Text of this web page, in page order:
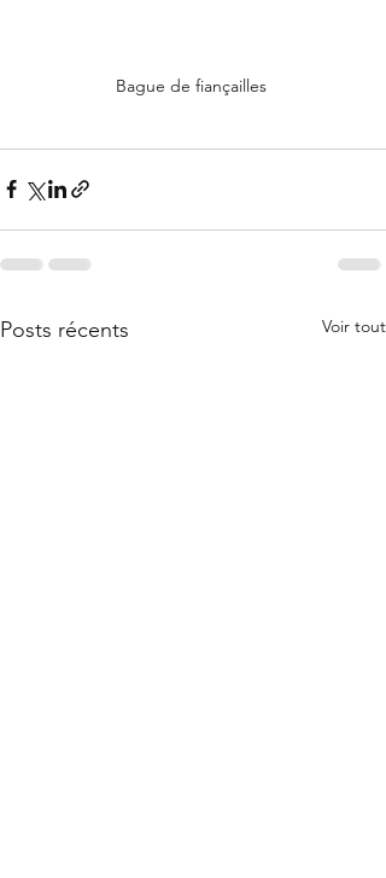
Bague de fiançailles
Posts récents Voir tout